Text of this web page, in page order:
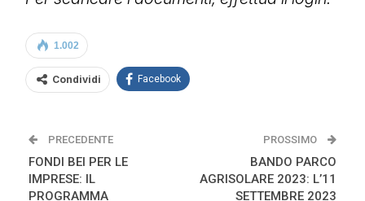
1.002
Condividi Facebook
PRECEDENTE
FONDI BEI PER LE
IMPRESE: IL
PROGRAMMA
PROSSIMO
BANDO PARCO
AGRISOLARE 2023: L’11
SETTEMBRE 2023